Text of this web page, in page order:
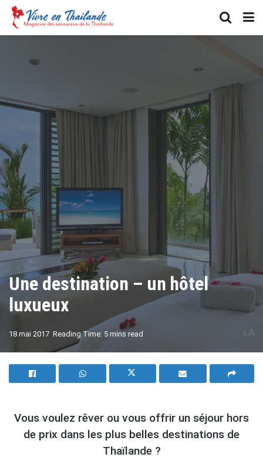
Une destination – un hôtel
luxueux
18 mai 2017 Reading Time: 5 mins read AA
Vous voulez rêver ou vous offrir un séjour hors
de prix dans les plus belles destinations de
Thaïlande ?